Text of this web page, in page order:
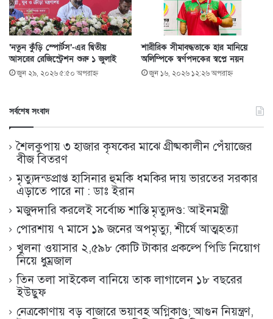
‘নতুন কুঁড়ি স্পোর্টস’-এর দ্বিতীয়
আসরের রেজিস্ট্রেশন শুরু ১ জুলাই
জুন ২৯, ২০২৬ ৫:৫০ অপরাহ্ণ
শারীরিক সীমাবদ্ধতাকে হার মানিয়ে
অলিম্পিকে স্বর্ণপদকের স্বপ্নে নয়ন
জুন ১৬, ২০২৬ ১২:২৬ অপরাহ্ণ
সর্বশেষ সংবাদ
শৈলকুপায় ৩ হাজার কৃষকের মাঝে গ্রীষ্মকালীন পেঁয়াজের
বীজ বিতরণ
মৃত্যুদন্ডপ্রাপ্ত হাসিনার হুমকি ধমকির দায় ভারতের সরকার
এড়াতে পারে না : ডাঃ ইরান
মজুদদারি করলেই সর্বোচ্চ শাস্তি মৃত্যুদণ্ড: আইনমন্ত্রী
পোরশায় ৭ মাসে ১৯ জনের অপমৃত্যু, শীর্ষে আত্মহত্যা
খুলনা ওয়াসার ২,৫৯৮ কোটি টাকার প্রকল্পে পিডি নিয়োগ
নিয়ে ধুম্রজাল
তিন তলা সাইকেল বানিয়ে তাক লাগালেন ১৮ বছরের
ইউছুফ
নেত্রকোণায় বড় বাজারে ভয়াবহ অগ্নিকাণ্ড; আগুন নিয়ন্ত্রণ,